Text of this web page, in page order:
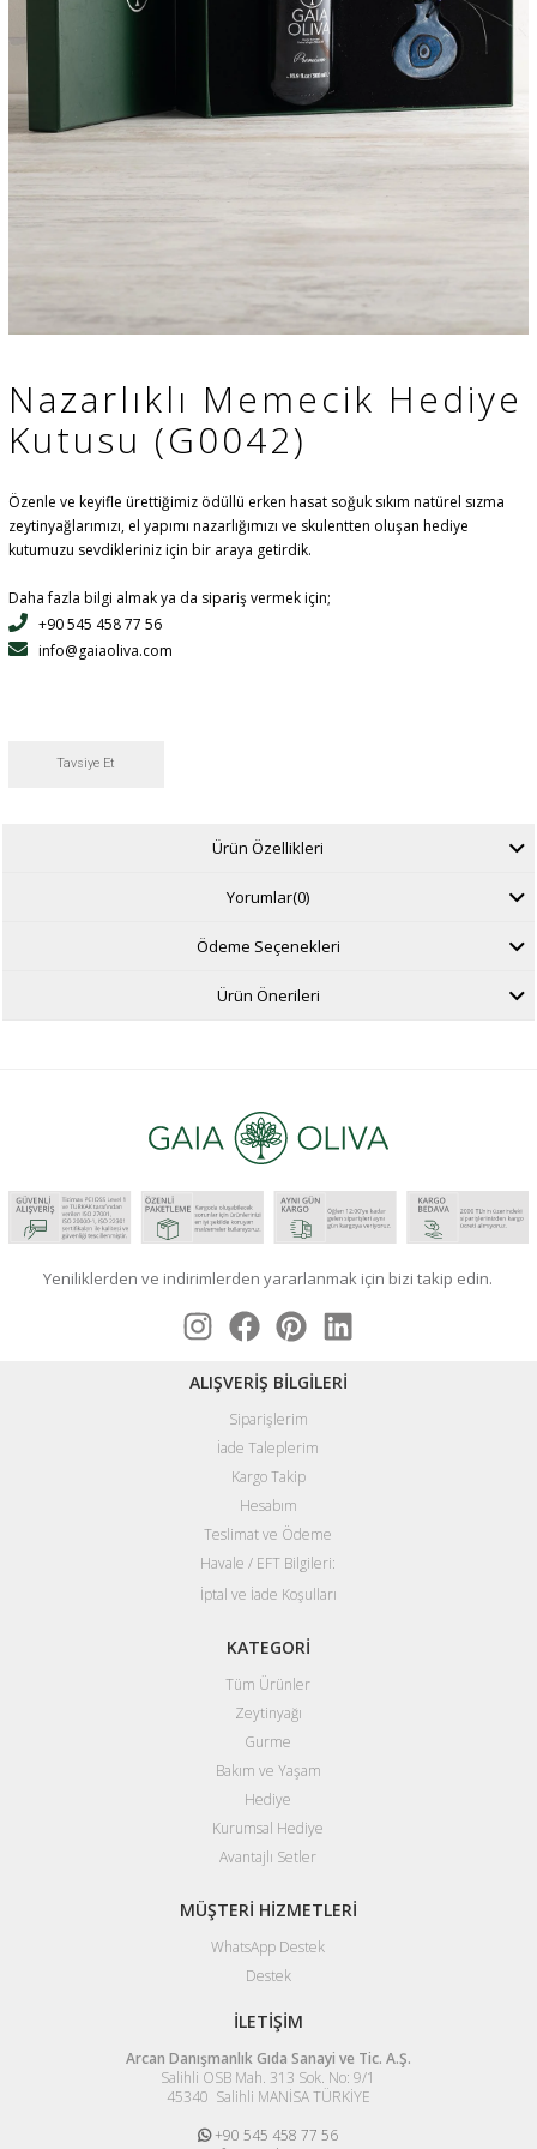
Nazarlıklı Memecik Hediye
Kutusu (G0042)
Özenle ve keyifle ürettiğimiz ödüllü erken hasat soğuk sıkım natürel sızma
zeytinyağlarımızı, el yapımı nazarlığımızı ve skulentten oluşan hediye
kutumuzu sevdikleriniz için bir araya getirdik.
Daha fazla bilgi almak ya da sipariş vermek için;
+90 545 458 77 56
info@gaiaoliva.com
Tavsiye Et
Ürün Özellikleri
Yorumlar(0)
Ödeme Seçenekleri
Ürün Önerileri
Yeniliklerden ve indirimlerden yararlanmak için bizi takip edin.
ALIŞVERİŞ BİLGİLERİ
Siparişlerim
İade Taleplerim
Kargo Takip
Hesabım
Teslimat ve Ödeme
Havale / EFT Bilgileri:
İptal ve İade Koşulları
KATEGORİ
Tüm Ürünler
Zeytinyağı
Gurme
Bakım ve Yaşam
Hediye
Kurumsal Hediye
Avantajlı Setler
MÜŞTERİ HİZMETLERİ
WhatsApp Destek
Destek
İLETİŞİM
Arcan Danışmanlık Gıda Sanayi ve Tic. A.Ş.
Salihli OSB Mah. 313 Sok. No: 9/1
45340 Salihli MANİSA TÜRKİYE
+90 545 458 77 56